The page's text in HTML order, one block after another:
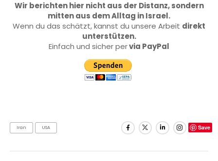
Wir berichten hier nicht aus der Distanz, sondern
mitten aus dem Alltag in Israel.
Wenn du das schätzt, kannst du unsere Arbeit direkt
unterstützen.
Einfach und sicher pervia PayPal
Iran USA Save